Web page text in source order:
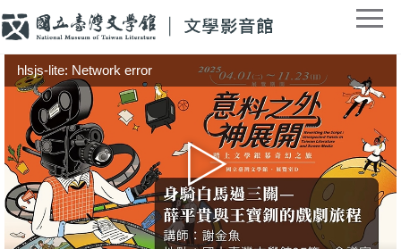
hlsjs-lite: Network error